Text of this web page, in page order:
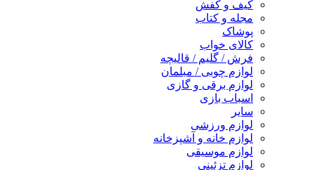
کیف و کفش
مجله و کتاب
پوشاک
کالای خواب
فرش / گلیم / قالیچه
لوازم چوبی / مبلمان
لوازم برقی و گازی
اسباب بازی
سایر
لوازم ورزشی
لوازم خانه و آشپزخانه
لوازم موسیقی
لوازم تزئینی